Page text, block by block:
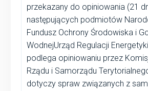
przekazany do opiniowania (21
następujących podmiotów
Fundusz Ochrony Środowiska i
WodnejUrząd Regulacji
podlega opiniowaniu przez
Rządu i Samorządu
dotyczy spraw związanych z